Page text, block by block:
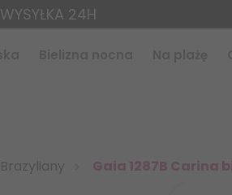
WYSYŁKA 24H
Brazyliany Gaia 1287B Carina